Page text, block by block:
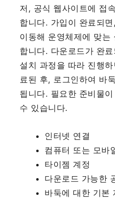
저, 공식 웹사이트에 접
합니다. 가입이 완료되
이동해 운영체제에 맞는
합니다. 다운로드가 완
설치 과정을 따라 진행
료된 후, 로그인하여 바
됩니다. 필요한 준비물
수 있습니다.
인터넷 연결
컴퓨터 또는 모바
타이젬 계정
다운로드 가능한
바둑에 대한 기본